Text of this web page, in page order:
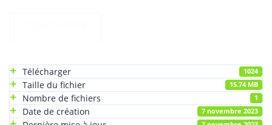
Télécharger 1024
Taille du fichier 15.74 MB
Nombre de fichiers 1
Date de création 7 novembre 2023